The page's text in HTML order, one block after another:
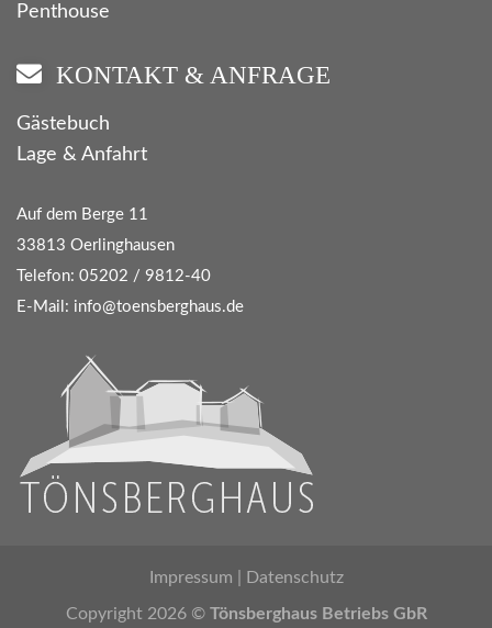
Penthouse
KONTAKT & ANFRAGE
Gästebuch
Lage & Anfahrt
Auf dem Berge 11
33813 Oerlinghausen
Telefon: 05202 / 9812-40
E-Mail: info@toensberghaus.de
Impressum Datenschutz
Copyright 2026 © Tönsberghaus Betriebs GbR